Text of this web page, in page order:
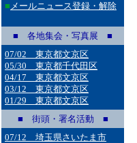
■ メールニュース登録・解除
■ 各地集会・写真展 ■
07/02 東京都文京区
05/30 東京都千代田区
04/17 東京都文京区
03/12 東京都文京区
01/29 東京都文京区
■ 街頭・署名活動 ■
07/12 埼玉県さいたま市